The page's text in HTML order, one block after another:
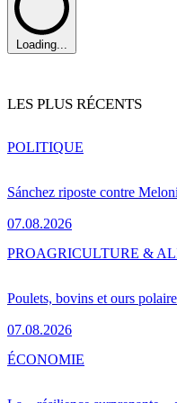
Loading...
LES PLUS RÉCENTS
Sánchez riposte contre
07.08.2026
POLITIQUE
Poulets, bovins et ours
07.08.2026
PROAGRICULTURE &
ÉCONOMIE